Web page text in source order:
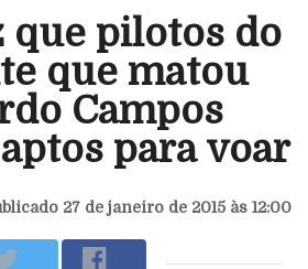
que pilotos do
que matou
Campos
para voar
27 de janeiro de 2015 às 12:00